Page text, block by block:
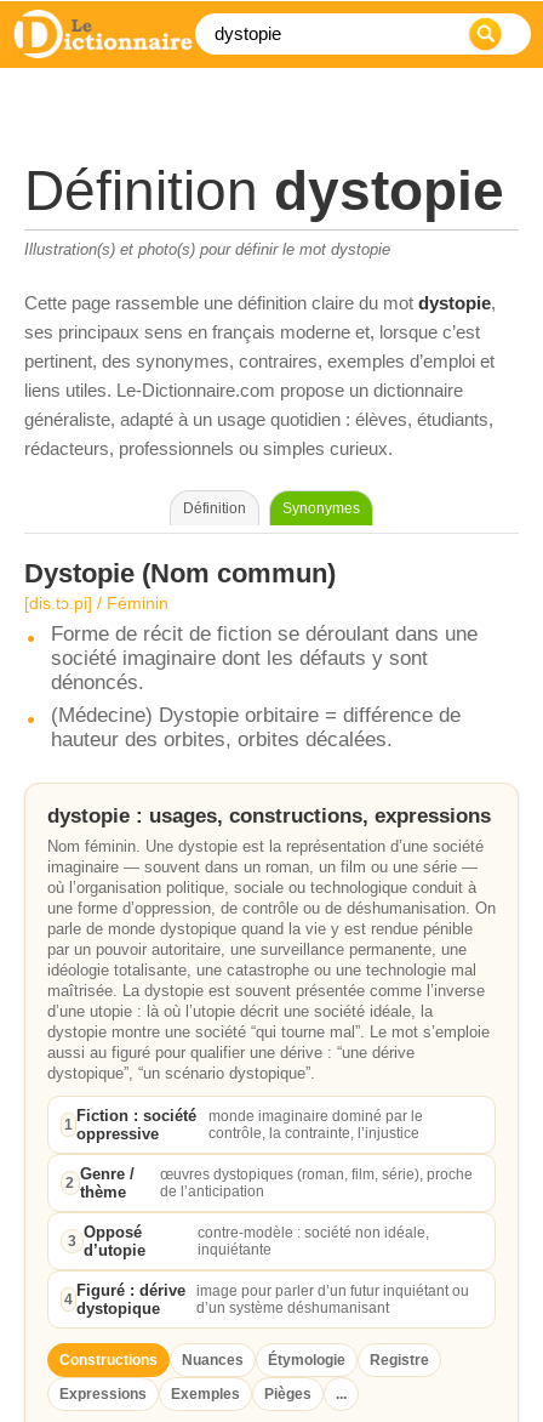
Définition dystopie
Illustration(s) et photo(s) pour définir le mot dystopie
Cette page rassemble une définition claire du mot dystopie,
ses principaux sens en français moderne et, lorsque c’est
pertinent, des synonymes, contraires, exemples d’emploi et
liens utiles. Le-Dictionnaire.com propose un dictionnaire
généraliste, adapté à un usage quotidien : élèves, étudiants,
rédacteurs, professionnels ou simples curieux.
Définition Synonymes
Dystopie (Nom commun)
[dis.tɔ.pi] / Féminin
Forme de récit de fiction se déroulant dans une
société imaginaire dont les défauts y sont
dénoncés.
(Médecine) Dystopie orbitaire = différence de
hauteur des orbites, orbites décalées.
dystopie : usages, constructions, expressions
Nom féminin. Une dystopie est la représentation d’une société
imaginaire — souvent dans un roman, un film ou une série —
où l’organisation politique, sociale ou technologique conduit à
une forme d’oppression, de contrôle ou de déshumanisation. On
parle de monde dystopique quand la vie y est rendue pénible
par un pouvoir autoritaire, une surveillance permanente, une
idéologie totalisante, une catastrophe ou une technologie mal
maîtrisée. La dystopie est souvent présentée comme l’inverse
d’une utopie : là où l’utopie décrit une société idéale, la
dystopie montre une société “qui tourne mal”. Le mot s’emploie
aussi au figuré pour qualifier une dérive : “une dérive
dystopique”, “un scénario dystopique”.
1 Fiction : société
oppressive
monde imaginaire dominé par le
contrôle, la contrainte, l’injustice
2 Genre /
thème
œuvres dystopiques (roman, film, série), proche
de l’anticipation
3 Opposé
d’utopie
contre-modèle : société non idéale,
inquiétante
4 Figuré : dérive
dystopique
image pour parler d’un futur inquiétant ou
d’un système déshumanisant
Constructions Nuances Étymologie
Registre
Expressions
Exemples Pièges ...